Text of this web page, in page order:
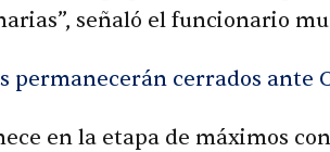
señaló el funcionario
permanecerán cerrados ante
en la etapa de máximos